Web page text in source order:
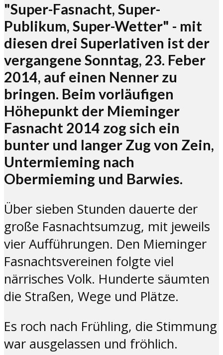
"Super-Fasnacht, Super-
Publikum, Super-Wetter" - mit
diesen drei Superlativen ist der
vergangene Sonntag, 23. Feber
2014, auf einen Nenner zu
bringen. Beim vorläufigen
Höhepunkt der Mieminger
Fasnacht 2014 zog sich ein
bunter und langer Zug von Zein,
Untermieming nach
Obermieming und Barwies.
Über sieben Stunden dauerte der
große Fasnachtsumzug, mit jeweils
vier Aufführungen. Den Mieminger
Fasnachtsvereinen folgte viel
närrisches Volk. Hunderte säumten
die Straßen, Wege und Plätze.
Es roch nach Frühling, die Stimmung
war ausgelassen und fröhlich.